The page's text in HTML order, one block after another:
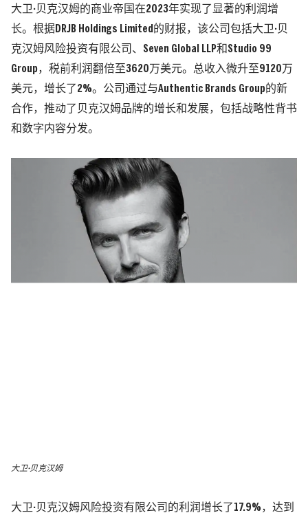
大卫·贝克汉姆的商业帝国在2023年实现了显著的利润增
长。根据DRJB Holdings Limited的财报，该公司包括大卫·贝
克汉姆风险投资有限公司、Seven Global LLP和Studio 99
Group，税前利润翻倍至3620万美元。总收入微升至9120万
美元，增长了2%。公司通过与Authentic Brands Group的新
合作，推动了贝克汉姆品牌的增长和发展，包括战略性背书
和数字内容分发。
大卫·贝克汉姆
大卫·贝克汉姆风险投资有限公司的利润增长了17.9%，达到